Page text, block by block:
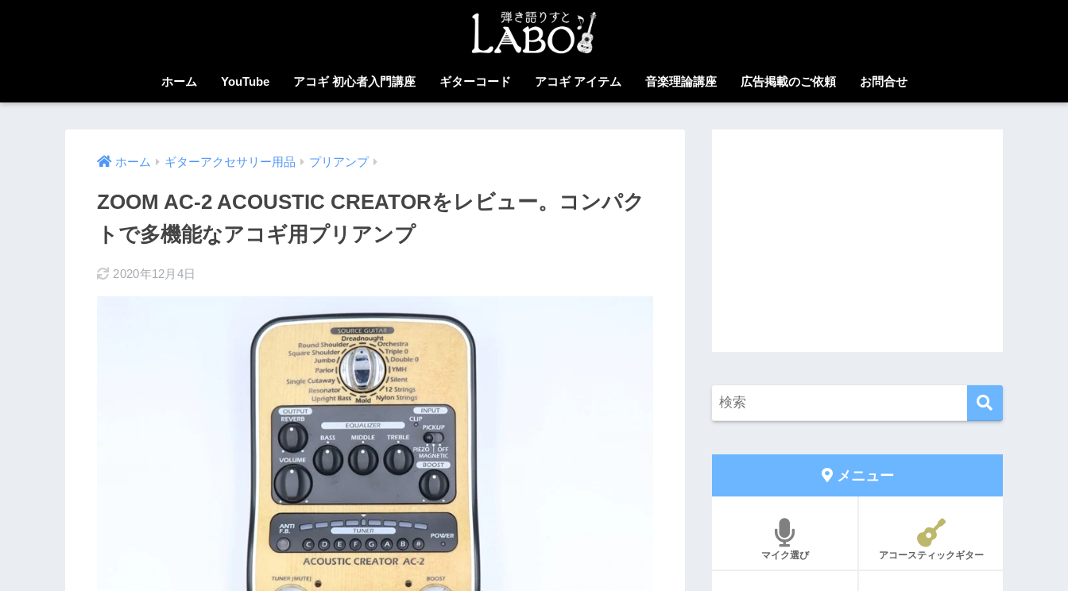
ホーム YouTube アコギ 初心者入門講座 ギターコード アコギ アイテム 音楽理論講座 広告掲載のご依頼 お問合せ
ホーム ギターアクセサリー用品 プリアンプ
ZOOM AC-2 ACOUSTIC CREATORをレビュー。コンパク
トで多機能なアコギ用プリアンプ
2020年12月4日
メニュー
マイク選び アコースティックギター